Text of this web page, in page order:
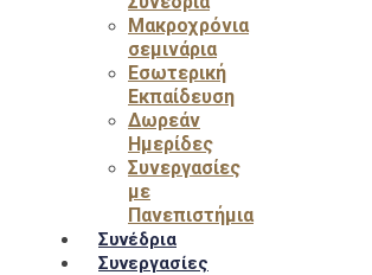
Μακροχρόνια
σεμινάρια
Εσωτερική
Εκπαίδευση
Δωρεάν
Ημερίδες
Συνεργασίες
με
Πανεπιστήμια
Συνέδρια
Συνεργασίες